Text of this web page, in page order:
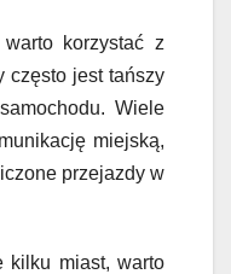
korzystać z
często jest tańszy
Wiele
miejską,
przejazdy w
kilku miast, warto